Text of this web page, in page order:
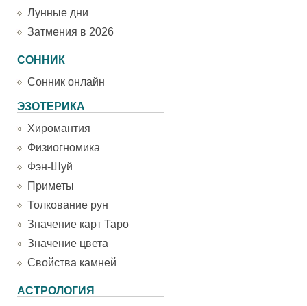
Лунные дни
Затмения в 2026
СОННИК
Сонник онлайн
ЭЗОТЕРИКА
Хиромантия
Физиогномика
Фэн-Шуй
Приметы
Толкование рун
Значение карт Таро
Значение цвета
Свойства камней
АСТРОЛОГИЯ